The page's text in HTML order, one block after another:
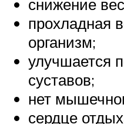
снижение
прохладная
организм;
улучшается
суставов;
нет
сердце